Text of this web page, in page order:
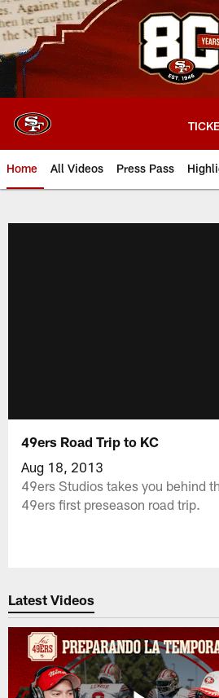
Skip
to
main
content
Home All Videos Press Pass
49ers Road Trip to KC
Aug 18, 2013
49ers Studios takes you behind
49ers first preseason road trip.
Latest Videos